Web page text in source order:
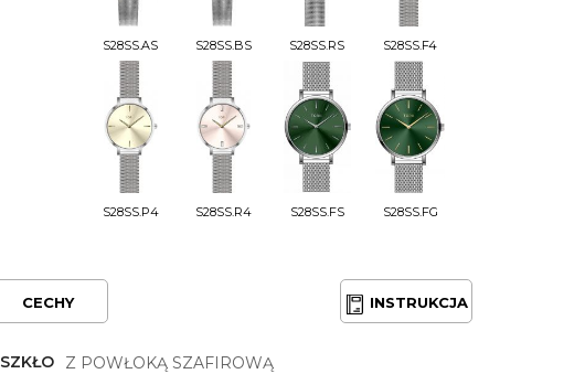
S28SS.AS S28SS.BS S28SS.RS S28SS.F4
S28SS.P4 S28SS.R4 S28SS.FS S28SS.FG
CECHY INSTRUKCJA
SZKŁO
Z POWŁOKĄ SZAFIROWĄ